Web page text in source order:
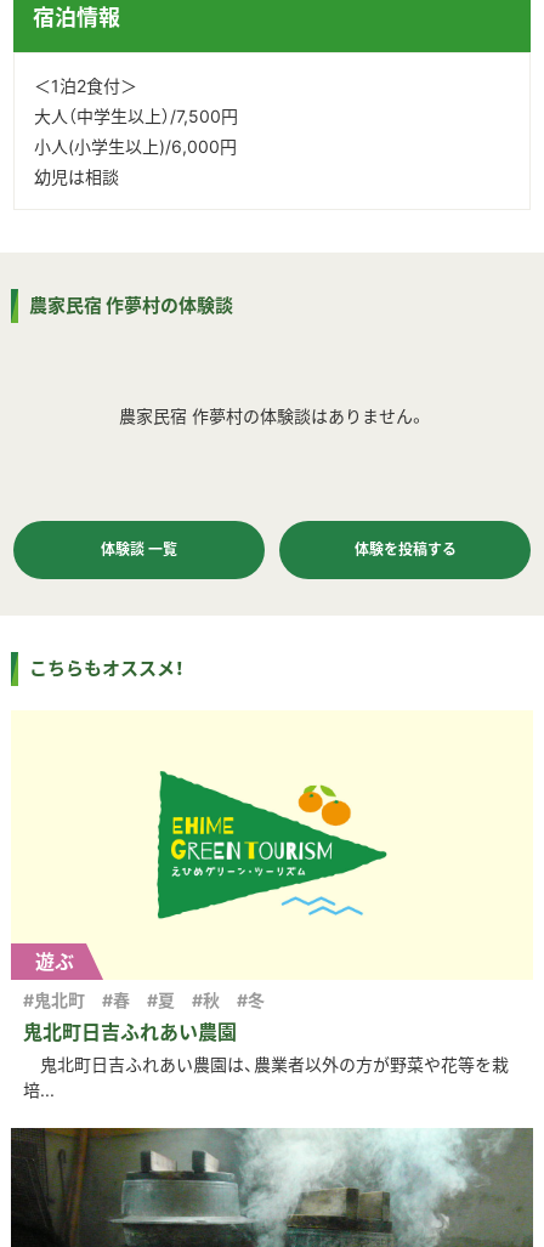
宿泊情報
＜1泊2食付＞
大人（中学生以上）/7,500円
小人(小学生以上)/6,000円
幼児は相談
農家民宿 作夢村の体験談
農家民宿 作夢村の体験談はありません。
体験談 一覧 体験を投稿する
こちらもオススメ！
遊ぶ
鬼北町日吉ふれあい農園
#鬼北町 #春 #夏 #秋 #冬
鬼北町日吉ふれあい農園は、農業者以外の方が野菜や花等を栽
培...